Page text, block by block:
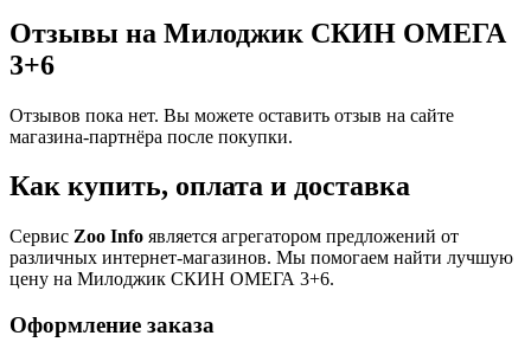
Отзывы на Милоджик СКИН ОМЕГА
3+6
Отзывов пока нет. Вы можете оставить отзыв на сайте
магазина-партнёра после покупки.
Как купить, оплата и доставка
Сервис Zoo Info является агрегатором предложений от
различных интернет-магазинов. Мы помогаем найти лучшую
цену на Милоджик СКИН ОМЕГА 3+6.
Оформление заказа